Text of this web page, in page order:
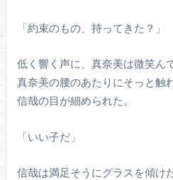
「約束のもの、持ってきた？」
低く響く声に、真奈美は微笑ん
真奈美の腰のあたりにそっと触
信哉の目が細められた。
「いい子だ」
信哉は満足そうにグラスを傾け